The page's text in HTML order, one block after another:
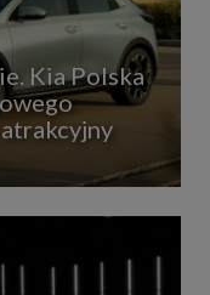
Kia Polska